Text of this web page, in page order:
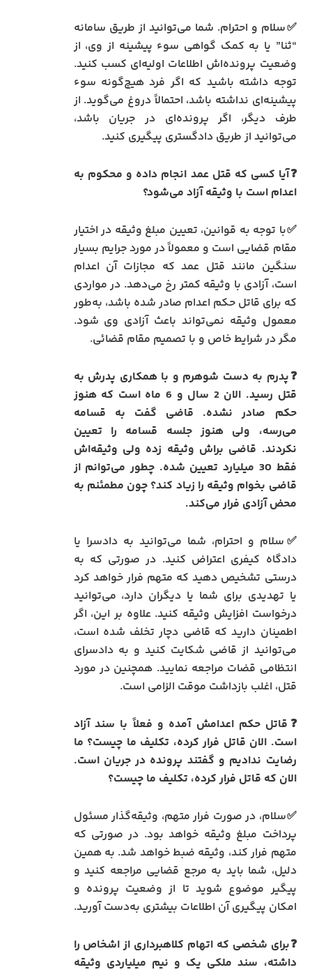
✅سلام و احترام. شما می‌توانید از طریق سامانه
“ثنا” یا به کمک گواهی سوء پیشینه از وی، از
وضعیت پرونده‌اش اطلاعات اولیه‌ای کسب کنید.
توجه داشته باشید که اگر فرد هیچ‌گونه سوء
پیشینه‌ای نداشته باشد، احتمالاً دروغ می‌گوید. از
طرف دیگر، اگر پرونده‌ای در جریان باشد،
می‌توانید از طریق دادگستری پیگیری کنید.
❓آیا کسی که قتل عمد انجام داده و محکوم به
اعدام است با وثیقه آزاد می‌شود؟
✅با توجه به قوانین، تعیین مبلغ وثیقه در اختیار
مقام قضایی است و معمولاً در مورد جرایم بسیار
سنگین مانند قتل عمد که مجازات آن اعدام
است، آزادی با وثیقه کمتر رخ می‌دهد. در مواردی
که برای قاتل حکم اعدام صادر شده باشد، به‌طور
معمول وثیقه نمی‌تواند باعث آزادی وی شود.
مگر در شرایط خاص و با تصمیم مقام قضائی.
❓پدرم به دست شوهرم و با همکاری پدرش به
قتل رسید. الان 2 سال و 6 ماه است که هنوز
حکم صادر نشده. قاضی گفت به قسامه
می‌رسه، ولی هنوز جلسه قسامه را تعیین
نکردند. قاضی براش وثیقه زده ولی وثیقه‌اش
فقط 30 میلیارد تعیین شده. چطور می‌توانم از
قاضی بخوام وثیقه را زیاد کند؟ چون مطمئنم به
محض آزادی فرار می‌کند.
✅سلام و احترام، شما می‌توانید به دادسرا یا
دادگاه کیفری اعتراض کنید. در صورتی که به
درستی تشخیص دهید که متهم فرار خواهد کرد
یا تهدیدی برای شما یا دیگران دارد، می‌توانید
درخواست افزایش وثیقه کنید. علاوه بر این، اگر
اطمینان دارید که قاضی دچار تخلف شده است،
می‌توانید از قاضی شکایت کنید و به دادسرای
انتظامی قضات مراجعه نمایید. همچنین در مورد
قتل، اغلب بازداشت موقت الزامی است.
❓قاتل حکم اعدامش آمده و فعلاً با سند آزاد
است. الان قاتل فرار کرده، تکلیف ما چیست؟ ما
رضایت ندادیم و گفتند پرونده در جریان است.
الان که قاتل فرار کرده، تکلیف ما چیست؟
✅سلام، در صورت فرار متهم، وثیقه‌گذار مسئول
پرداخت مبلغ وثیقه خواهد بود. در صورتی که
متهم فرار کند، وثیقه ضبط خواهد شد. به همین
دلیل، شما باید به مرجع قضایی مراجعه کنید و
پیگیر موضوع شوید تا از وضعیت پرونده و
امکان پیگیری آن اطلاعات بیشتری به‌دست آورید.
❓برای شخصی که اتهام کلاهبرداری از اشخاص را
داشته، سند ملکی یک و نیم میلیاردی وثیقه